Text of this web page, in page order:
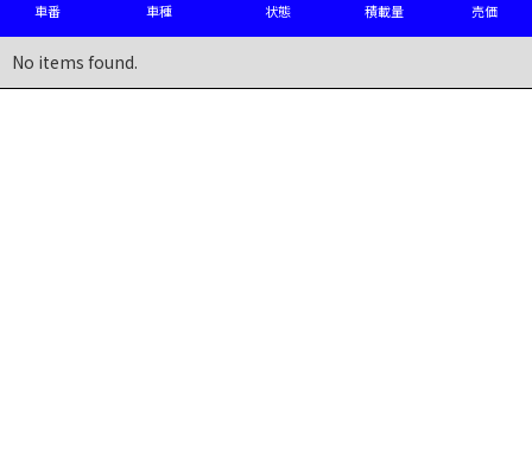
車番 車種 状態 積載量 売価
No items found.